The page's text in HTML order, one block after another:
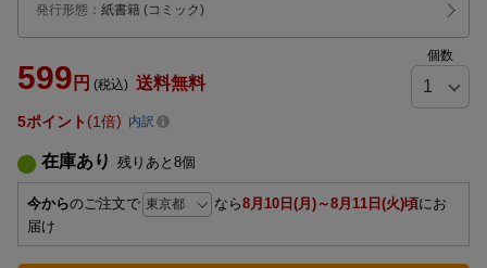
発行形態 ： 紙書籍 (コミック)
599 円 (税込) 送料無料
個数
5ポイント 1倍 内訳
在庫あり 残りあと 8個
今からのご注文で なら8月10日(月)～8月11日(火)頃にお
届け